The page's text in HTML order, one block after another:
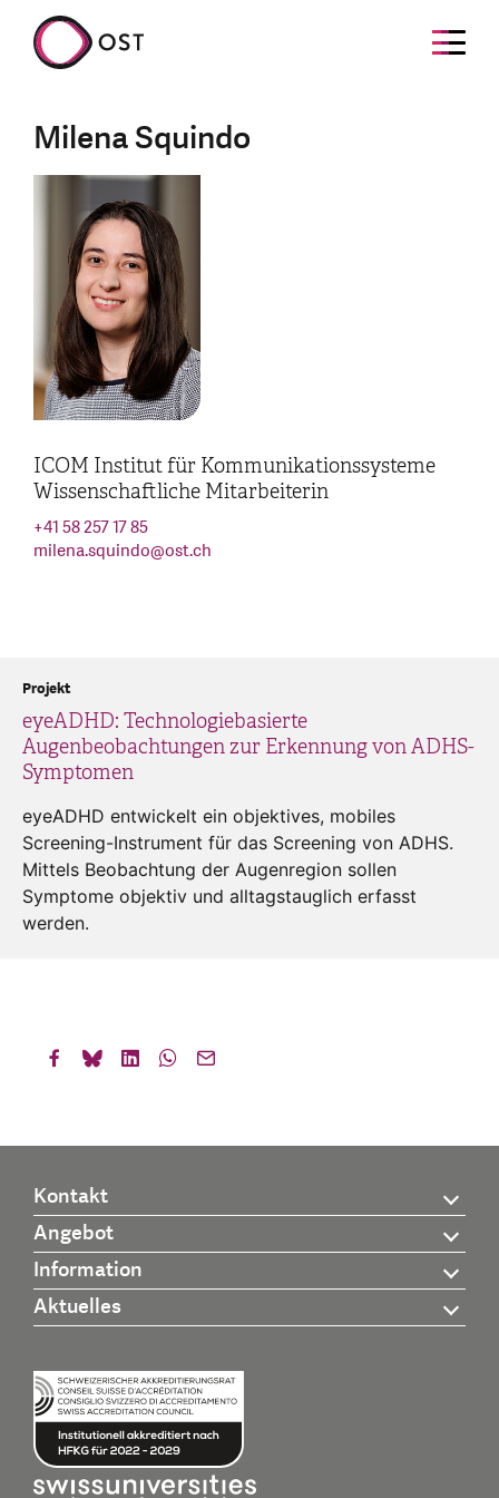
Milena Squindo
ICOM Institut für Kommunikationssysteme
Wissenschaftliche Mitarbeiterin
+41 58 257 17 85
milena.squindo@ost.ch
eyeADHD: Technologiebasierte
Augenbeobachtungen zur Erkennung von ADHS-
Symptomen
Projekt
eyeADHD entwickelt ein objektives, mobiles
Screening-Instrument für das Screening von ADHS.
Mittels Beobachtung der Augenregion sollen
Symptome objektiv und alltagstauglich erfasst
werden.
Kontakt
Angebot
Information
Aktuelles